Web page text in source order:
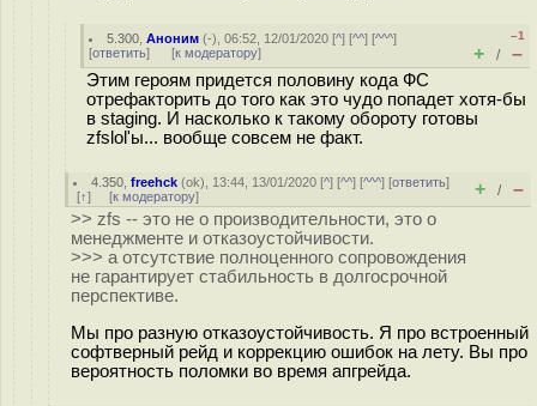
5.300 ,Аноним (-), 06:52, 12/01/2020 [^] [^^] [^^^]
[ответить] [к модератору]
–1
+ / –
Этим героям придется половину кода ФС
отрефакторить до того как это чудо попадет хотя-бы
в staging. И насколько к такому обороту готовы
zfslol'ы... вообще совсем не факт.
4.350 ,freehck (ok), 13:44, 13/01/2020 [^] [^^] [^^^] [ответить]
[↑] [к модератору] + / –
>> zfs -- это не о производительности, это о
менеджменте и отказоустойчивости.
>>> а отсутствие полноценного сопровождения
не гарантирует стабильность в долгосрочной
перспективе.
Мы про разную отказоустойчивость. Я про встроенный
софтверный рейд и коррекцию ошибок на лету. Вы про
вероятность поломки во время апгрейда.